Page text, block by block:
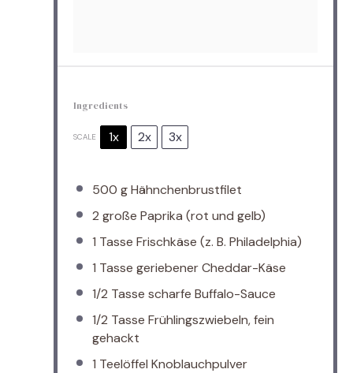
Ingredients
SCALE 1x 2x 3x
500 gHähnchenbrustfilet
2 große Paprika (rot und gelb)
1 Tasse Frischkäse (z. B. Philadelphia)
1 Tasse geriebener Cheddar-Käse
1/2 Tasse scharfe Buffalo-Sauce
1/2 Tasse Frühlingszwiebeln, fein
gehackt
1 Teelöffel Knoblauchpulver